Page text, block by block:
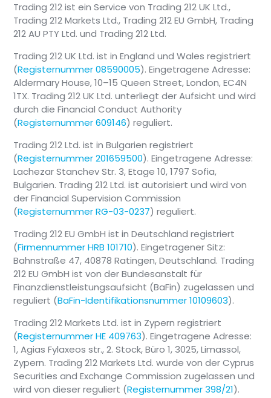
Trading 212 ist ein Service von Trading 212 UK Ltd.,
Trading 212 Markets Ltd., Trading 212 EU GmbH, Trading
212 AU PTY Ltd. und Trading 212 Ltd.
Trading 212 UK Ltd. ist in England und Wales registriert
(Registernummer 08590005). Eingetragene Adresse:
Aldermary House, 10–15 Queen Street, London, EC4N
1TX. Trading 212 UK Ltd. unterliegt der Aufsicht und wird
durch die Financial Conduct Authority
(Registernummer 609146) reguliert.
Trading 212 Ltd. ist in Bulgarien registriert
(Registernummer 201659500). Eingetragene Adresse:
Lachezar Stanchev Str. 3, Etage 10, 1797 Sofia,
Bulgarien. Trading 212 Ltd. ist autorisiert und wird von
der Financial Supervision Commission
(Registernummer RG-03-0237) reguliert.
Trading 212 EU GmbH ist in Deutschland registriert
(Firmennummer HRB 101710). Eingetragener Sitz:
Bahnstraße 47, 40878 Ratingen, Deutschland. Trading
212 EU GmbH ist von der Bundesanstalt für
Finanzdienstleistungsaufsicht (BaFin) zugelassen und
reguliert (BaFin-Identifikationsnummer 10109603).
Trading 212 Markets Ltd. ist in Zypern registriert
(Registernummer HE 409763). Eingetragene Adresse:
1, Agias Fylaxeos str., 2. Stock, Büro 1, 3025, Limassol,
Zypern. Trading 212 Markets Ltd. wurde von der Cyprus
Securities and Exchange Commission zugelassen und
wird von dieser reguliert (Registernummer 398/21).